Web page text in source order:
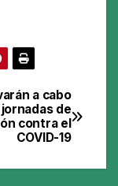
a cabo
de
contra el
COVID-19